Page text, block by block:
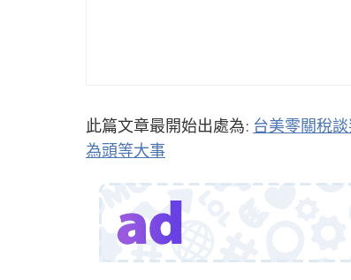
此篇文章最開始出處為: 台美零關稅
為頭等大事